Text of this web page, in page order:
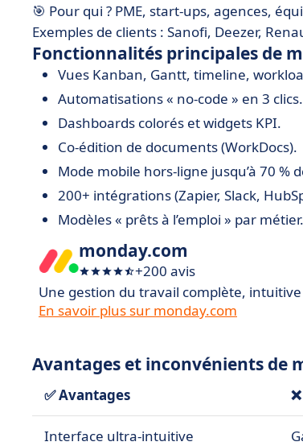
🎯 Pour qui ? PME, start-ups, agences,
Exemples de clients : Sanofi, Deezer,
Fonctionnalités principales de
Vues Kanban, Gantt, timeline,
Automatisations « no-code » en 3 clics.
Dashboards colorés et widgets KPI.
Co-édition de documents (WorkDocs).
Mode mobile hors-ligne jusqu’à 70 %
200+ intégrations (Zapier, Slack,
Modèles « prêts à l’emploi » par métier.
monday.com
+200 avis
Une gestion du travail complète,
En savoir plus sur monday.com
Avantages et inconvénients de
✅ Avantages
Interface ultra-intuitive